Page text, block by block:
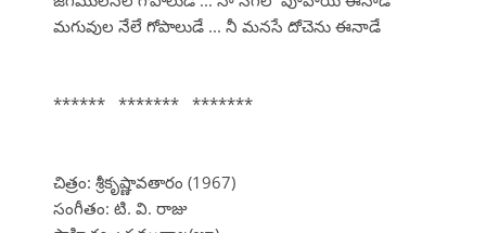
మగువుల నేలే గోపాలుడే ... నీ మనసే దోచెను ఈనాడే
****** ******* *******
చిత్రం: శ్రీకృష్ణావతారం (1967)
సంగీతం: టి. వి. రాజు